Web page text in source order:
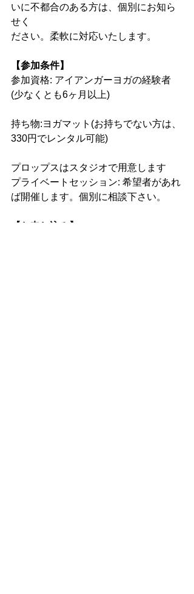
いに不都合のある方は、個別にお知ら
せく
ださい。柔軟に対応いたします。
【参加条件】
参加資格: アイアンガーヨガの経験者
(少なくとも6ヶ月以上)
持ち物:ヨガマット(お持ちでない方は、
330円でレンタル可能)
プロップスはスタジオで用意します
プライベートセッション: 希望者があれ
ば開催します。個別に相談下さい。
【お申し込み】